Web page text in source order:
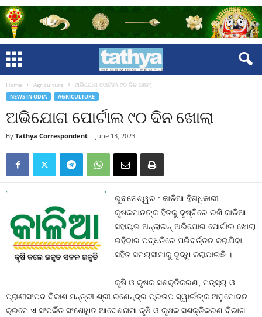
Home Agriculture ଅଭିଯୋଗ ପୋର୍ଟାଲ ୯୦ ଦିନ ଖୋଲା
NEWS IN ODIA AGRICULTURE
ଅଭିଯୋଗ ପୋର୍ଟାଲ ୯୦ ଦିନ ଖୋଲା
By Tathya Correspondent - June 13, 2023
ଭୁବନେଶ୍ୱର : କାଳିଆ ହିତାଧିକାରୀ
କୃଷକମାନଙ୍କ ହିତକୁ ଦୃଷ୍ଟିରେ ରଖି କାଳିଆ
ସହାୟତା ଅନ୍‌ଲାଇନ୍‌ ଅଭିଯୋଗ ପୋର୍ଟାଲ ଖୋଲା
ରହିବାର ପଦ୍ଧତିରେ ପରିବର୍ତ୍ତନ କରାଯିବା
ସହିତ ସମୟସୀମାକୁ ବୃଦ୍ଧି କରାଯାଇଛି ।
କୃଷି ଓ କୃଷକ ସଶକ୍ତିକରଣ, ମତ୍ସ୍ୟ ଓ
ପ୍ରାଣୀସଂପଦ ବିକାଶ ମନ୍ତ୍ରୀ ଶ୍ରୀ ରଣେନ୍ଦ୍ର ପ୍ରତାପ ସ୍ୱାଇଁଙ୍କ ଅନୁମୋଦନ
କ୍ରମେ ଏ ସଂପର୍କିତ ସଂଶୋଧିତ ଆଦେଶନାମା କୃଷି ଓ କୃଷକ ସଶକ୍ତିକରଣ ବିଭାଗ